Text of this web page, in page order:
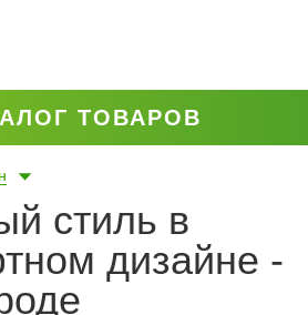
ТОВАРОВ
стиль в
дизайне -